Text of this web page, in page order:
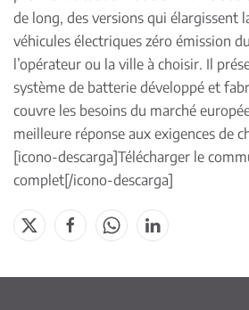
de long, des versions qui élargissent
véhicules électriques zéro émission
l’opérateur ou la ville à choisir. Il
système de batterie développé et
couvre les besoins du marché
meilleure réponse aux exigences de
[icono-descarga]Télécharger le
complet[/icono-descarga]